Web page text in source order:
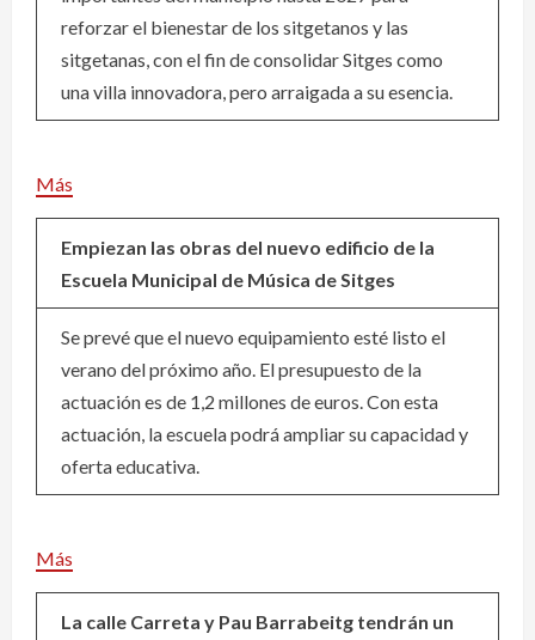
reforzar el bienestar de los sitgetanos y las
sitgetanas, con el fin de consolidar Sitges como
una villa innovadora, pero arraigada a su esencia.
Más
Empiezan las obras del nuevo edificio de la
Escuela Municipal de Música de Sitges
Se prevé que el nuevo equipamiento esté listo el
verano del próximo año. El presupuesto de la
actuación es de 1,2 millones de euros. Con esta
actuación, la escuela podrá ampliar su capacidad y
oferta educativa.
Más
La calle Carreta y Pau Barrabeitg tendrán un